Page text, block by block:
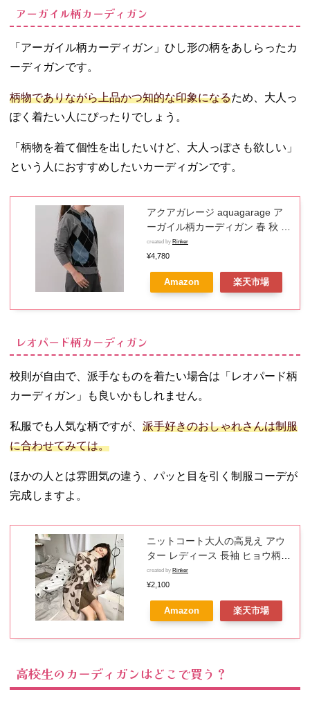
アーガイル柄カーディガン
「アーガイル柄カーディガン」ひし形の柄をあしらったカ
ーディガンです。
柄物でありながら上品かつ知的な印象になるため、大人っ
ぽく着たい人にぴったりでしょう。
「柄物を着て個性を出したいけど、大人っぽさも欲しい」
という人におすすめしたいカーディガンです。
アクアガレージ aquagarage ア
ーガイル柄カーディガン 春 秋 冬
M レディース | アクアガレージ
aquagarage （チャコール）
created by Rinker
¥4,780
Amazon 楽天市場
レオパード柄カーディガン
校則が自由で、派手なものを着たい場合は「レオパード柄
カーディガン」も良いかもしれません。
私服でも人気な柄ですが、 派手好きのおしゃれさんは制服
に合わせてみては。
ほかの人とは雰囲気の違う、パッと目を引く制服コーデが
完成しますよ。
ニットコート大人の高見え アウ
ター レディース 長袖 ヒョウ柄
カーディガン オー可愛い 韓国風
カットソー 秋コート オーバーサ
イズ 秋物 厚手 秋服 3色選べ
S/M/L/XL
created by Rinker
¥2,100
Amazon 楽天市場
高校生のカーディガンはどこで買う？